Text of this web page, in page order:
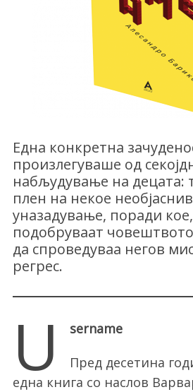
Една конкретна
произлегуваше од
набљудување на децата:
плен на некое
уназадување, поради
подобруваат
да спроведуваа негов
регрес.
U
sername
Пред десетина
една книга со наслов